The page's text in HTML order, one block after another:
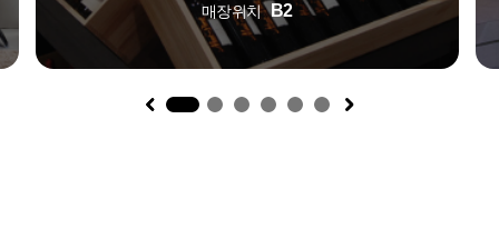
매장위치 B2
1